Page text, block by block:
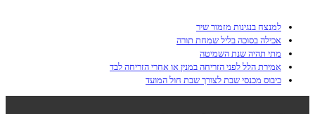
למנצח בנגינות מזמור שיר
אכילה בסוכה בליל שמחת תורה
מתי תהיה שנת השמיטה
אמירת הלל לפני הזריחה במנין או אחרי הזריחה לבד
כיבוס מכנסי שבת לצורך שבת חול המועד